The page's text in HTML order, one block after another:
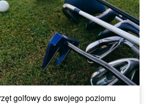
golfowy do swojego poziomu